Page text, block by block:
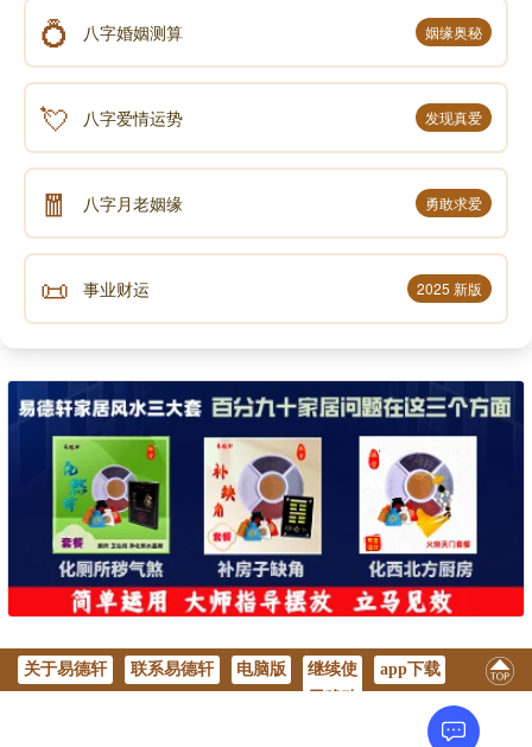
💍 八字婚姻测算 姻缘奥秘
💘 八字爱情运势 发现真爱
🧧 八字月老姻缘 勇敢求爱
📜 事业财运 2025 新版
关于易德轩 联系易德轩 电脑版
继续使
app下载